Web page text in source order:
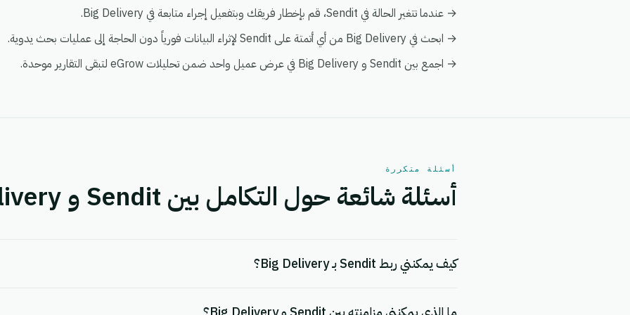
→ عندما تتغير الحالة في Sendit، قم بإخطار فريقك وبتفعيل إجراء متابعة في Big Delivery.
→ ابحث في Big Delivery من أي أتمتة على Sendit لإثراء البيانات فورياً دون الحاجة إلى عمليات بحث يدوية.
→ اجمع بين Sendit و Big Delivery في عرض عميل واحد ضمن تحليلات eGrow لتبقى التقارير موحدة.
أسئلة متكررة
أسئلة شائعة حول التكامل بين Sendit و Big Delivery.
كيف يمكنني ربط Sendit بـ Big Delivery؟